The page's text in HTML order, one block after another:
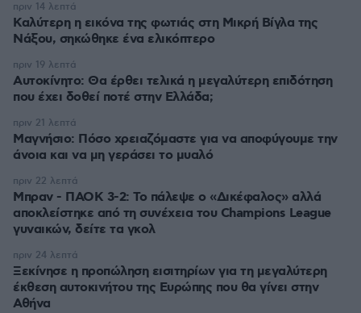
Καλύτερη η εικόνα της φωτιάς στη Μικρή Βίγλα της
Νάξου, σηκώθηκε ένα ελικόπτερο
πριν 14 λεπτά
Αυτοκίνητο: Θα έρθει τελικά η μεγαλύτερη επιδότηση
που έχει δοθεί ποτέ στην Ελλάδα;
πριν 19 λεπτά
Μαγνήσιο: Πόσο χρειαζόμαστε για να αποφύγουμε την
άνοια και να μη γεράσει το μυαλό
πριν 21 λεπτά
Μπραν - ΠΑΟΚ 3-2: Το πάλεψε ο «Δικέφαλος» αλλά
αποκλείστηκε από τη συνέχεια του Champions League
γυναικών, δείτε τα γκολ
πριν 22 λεπτά
Ξεκίνησε η προπώληση εισιτηρίων για τη μεγαλύτερη
έκθεση αυτοκινήτου της Ευρώπης που θα γίνει στην
Αθήνα
πριν 24 λεπτά